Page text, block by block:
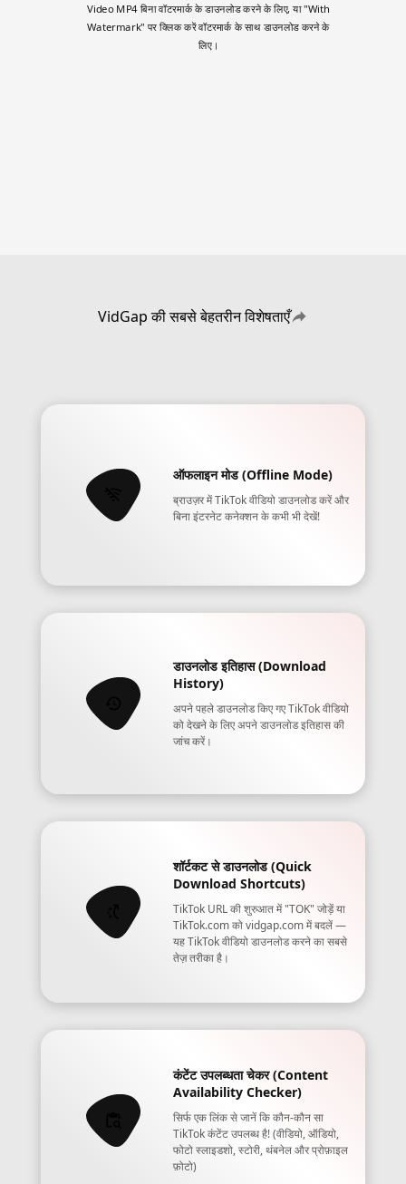
Video MP4 बिना वॉटरमार्क के डाउनलोड करने के लिए, या "With
Watermark" पर क्लिक करें वॉटरमार्क के साथ डाउनलोड करने के
लिए।
VidGap की सबसे बेहतरीन विशेषताएँ
ऑफलाइन मोड (Offline Mode)
ब्राउज़र में TikTok वीडियो डाउनलोड करें और
बिना इंटरनेट कनेक्शन के कभी भी देखें!
डाउनलोड इतिहास (Download
History)
अपने पहले डाउनलोड किए गए TikTok वीडियो
को देखने के लिए अपने डाउनलोड इतिहास की
जांच करें।
शॉर्टकट से डाउनलोड (Quick
Download Shortcuts)
TikTok URL की शुरुआत में "TOK" जोड़ें या
TikTok.com को vidgap.com में बदलें —
यह TikTok वीडियो डाउनलोड करने का सबसे
तेज़ तरीका है।
कंटेंट उपलब्धता चेकर (Content
Availability Checker)
सिर्फ एक लिंक से जानें कि कौन-कौन सा
TikTok कंटेंट उपलब्ध है! (वीडियो, ऑडियो,
फोटो स्लाइडशो, स्टोरी, थंबनेल और प्रोफ़ाइल
फ़ोटो)